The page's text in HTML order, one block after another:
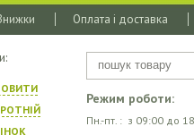
Оплата і доставка
Режим роботи:
Пн.-пт. : з 09:00 до